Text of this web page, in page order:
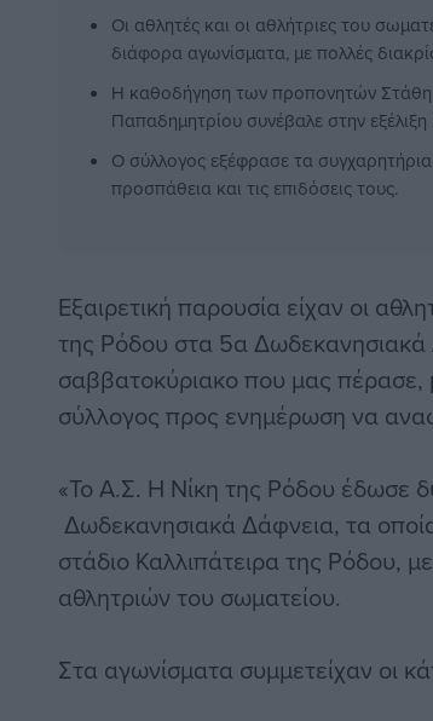
Οι αθλητές και οι αθλήτριες του
διάφορα αγωνίσματα, με πολλές
Η καθοδήγηση των προπονητών
Παπαδημητρίου συνέβαλε στην
Ο σύλλογος εξέφρασε τα
προσπάθεια και τις επιδόσεις τους.
Εξαιρετική παρουσία είχαν οι
της Ρόδου στα 5α Δωδεκανησιακά
σαββατοκύριακο που μας
σύλλογος προς ενημέρωση να
«Το Α.Σ. Η Νίκη της Ρόδου έδωσε
Δωδεκανησιακά Δάφνεια, τα
στάδιο Καλλιπάτειρα της Ρόδου,
αθλητριών του σωματείου.
Στα αγωνίσματα συμμετείχαν οι